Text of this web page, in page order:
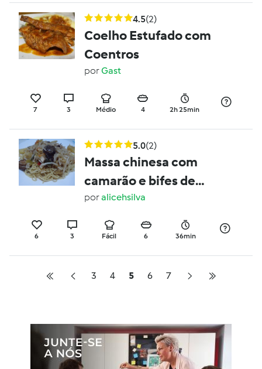
4.5(2)
Coelho Estufado com
Coentros
porGast
7 3 Médio 4 2h 25min
5.0(2)
Massa chinesa com
camarão e bifes de
perú
poralicehsilva
6 3 Fácil 6 36min
3 4 5 6 7